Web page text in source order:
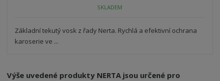
t
s
t
v
SKLADEM
Základní tekutý vosk z řady Nerta. Rychlá a efektivní ochrana
karoserie ve ...
Výše uvedené produkty NERTA jsou určené pro